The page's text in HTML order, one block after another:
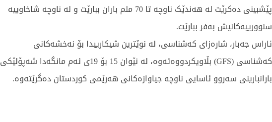
پێشبینی دەکرێت لە هەندێک ناوچە تا 70 ملم باران ببارێت و لە ناوچە شاخاوییە
سنوورییەکانیش بەفر ببارێت.
ئاراس جەبار، شارەزای کەشناسی، لە نوێترین شیکارییدا بۆ نەخشەکانی
کەشناسی (GFS) بڵاویکردووەتەوە، لە نێوان 15 بۆ 19ی ئەم مانگەدا شەپۆلێکی
بارانبارینی سەروو ئاسایی ناوچە جیاوازەکانی هەرێمی کوردستان دەگرێتەوە.